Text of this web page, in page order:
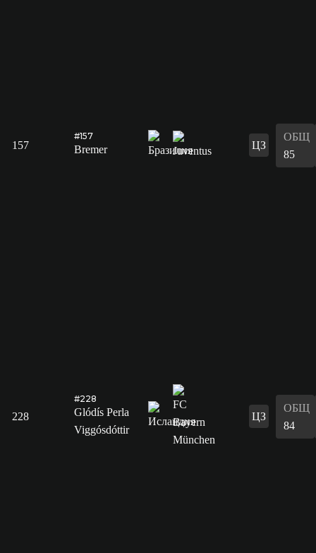
157
#157
Bremer ЦЗ
ОБЩ
85
228
#228
Glódís Perla
Viggósdóttir
ЦЗ
ОБЩ
84